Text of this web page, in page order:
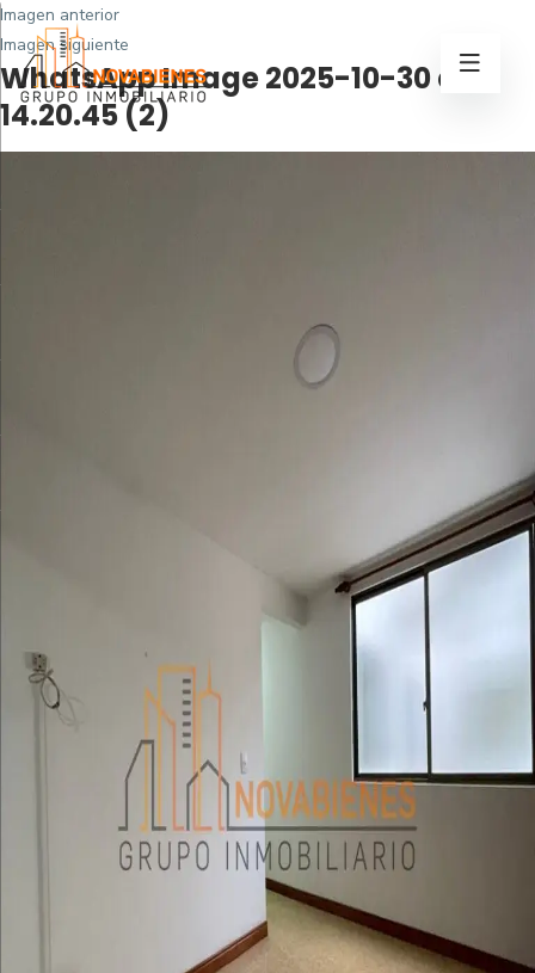
Imagen anterior
Imagen siguiente
WhatsApp Image 2025-10-30 at
14.20.45 (2)